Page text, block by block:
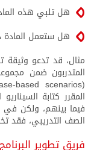
هل تلبي هذه
هل ستعمل
مثال، قد تدعو وثيقة
المتدربون ضمن
المقرر كتابة
فيما بينهم، ولكن
الصف التدريبي، فقد
فريق تطوير